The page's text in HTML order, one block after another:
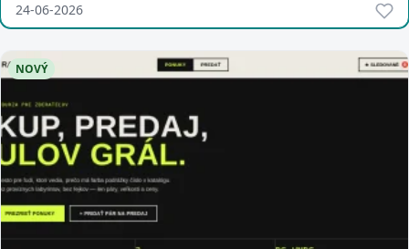
24-06-2026
NOVÝ